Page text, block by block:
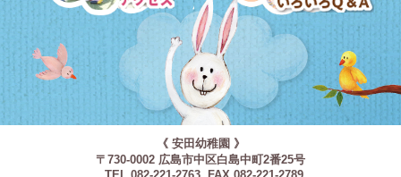
アクセス いろいろQ＆A
《 安田幼稚園 》
〒730-0002 広島市中区白島中町2番25号